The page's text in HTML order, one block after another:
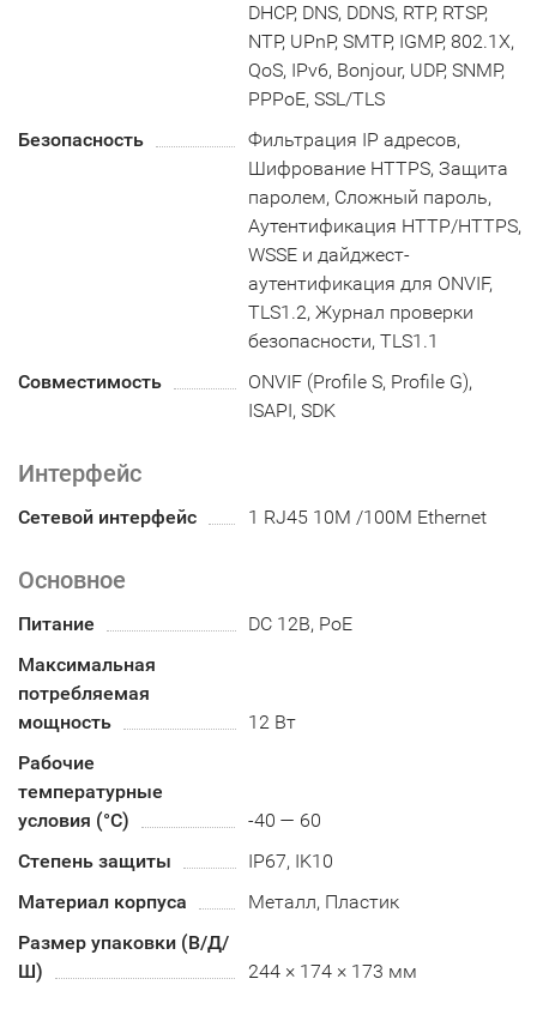
DHCP, DNS, DDNS, RTP, RTSP,
NTP, UPnP, SMTP, IGMP, 802.1X,
QoS, IPv6, Bonjour, UDP, SNMP,
PPPoE, SSL/TLS
Безопасность
Фильтрация IP адресов,
Шифрование HTTPS, Защита
паролем, Сложный пароль,
Аутентификация HTTP/HTTPS,
WSSE и дайджест-
аутентификация для ONVIF,
TLS1.2, Журнал проверки
безопасности, TLS1.1
Совместимость
ONVIF (Profile S, Profile G),
ISAPI, SDK
Интерфейс
Сетевой интерфейс 1 RJ45 10M /100M Ethernet
Основное
Питание
DC 12В, PoE
Максимальная
потребляемая
мощность
12 Вт
Рабочие
температурные
условия (°С)
-40 — 60
Степень защиты
IP67, IK10
Материал корпуса
Металл, Пластик
Размер упаковки (В/Д/
Ш)
244 × 174 × 173 мм